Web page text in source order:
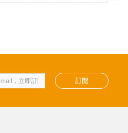
訂閱